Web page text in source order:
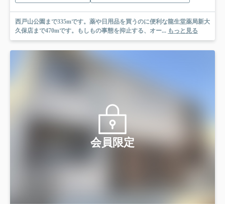
西戸山公園まで335mです。薬や日用品を買うのに便利な龍生堂薬局新大
久保店まで470mです。もしもの事態を抑止する、オー... もっと見る
会員限定